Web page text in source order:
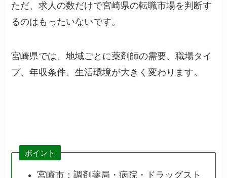
ただ、求人の数だけで宮崎県の転職市場を判断す
るのはもったいないです。
宮崎県では、地域ごとに薬剤師の需要、職場タイ
プ、年収条件、生活環境が大きく変わります。
ポイント
宮崎市：調剤薬局・病院・ドラッグスト